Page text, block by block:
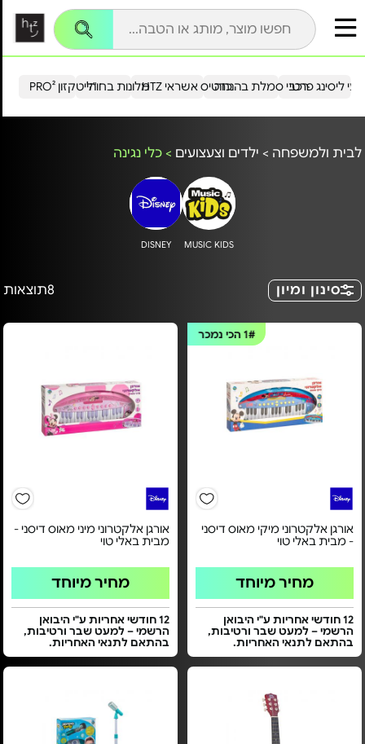
הייטקזון PRO²מלונות בחו"ל כרטיס אשראי HTZ ליסינג פרטירכבי סמלת בהנחה
לבית ולמשפחה > ילדים וצעצועים > כלי נגינה
MUSIC KIDS
DISNEY
סינון ומיון 8תוצאות
1#הכי נמכר
אורגן אלקטרוני מיקי מאוס דיסני
- מבית באלי טוי
מחיר מיוחד
12 חודשי אחריות ע"י היבואן
הרשמי – למעט שבר ורטיבות,
בהתאם לתנאי האחריות.
אורגן אלקטרוני מיני מאוס דיסני -
מבית באלי טוי
מחיר מיוחד
12 חודשי אחריות ע"י היבואן
הרשמי – למעט שבר ורטיבות,
בהתאם לתנאי האחריות.